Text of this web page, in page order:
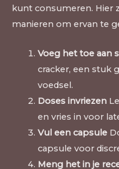
kunt consumeren. Hier
manieren om ervan te
Voeg het toe aan
cracker, een stuk
voedsel.
Doses invriezen
en vries in voor
Vul een capsule
capsule voor
Meng het in je